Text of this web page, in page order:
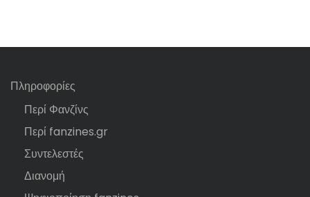
Πληροφορίες
Περί Φανζίνς
Περί fanzines.gr
Συντελεστές
Διανομή